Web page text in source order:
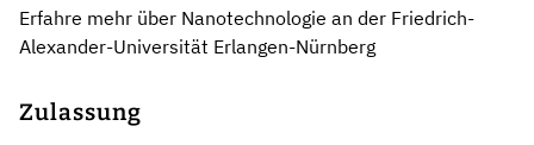
Erfahre mehr über Nanotechnologie an der Friedrich-
Alexander-Universität Erlangen-Nürnberg
Zulassung